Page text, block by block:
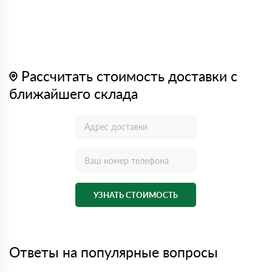
Рассчитать стоимость доставки с
ближайшего склада
УЗНАТЬ СТОИМОСТЬ
Ответы на популярные вопросы